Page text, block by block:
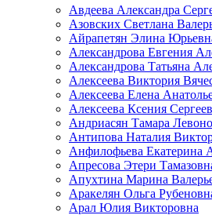
Авдеева Александра
Азовских Светлана
Айрапетян Элина
Александрова Евгения
Александрова Татьяна
Алексеева Виктория
Алексеева Елена
Алексеева Ксения
Андриасян Тамара
Антипова Наталия
Анфилофьева Екатерина
Апресова Этери
Апухтина Марина
Аракелян Ольга
Арал Юлия Викторовна